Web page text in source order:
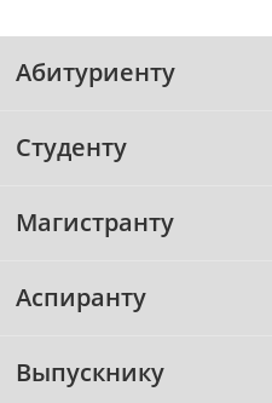
Абитуриенту
Студенту
Магистранту
Аспиранту
Выпускнику